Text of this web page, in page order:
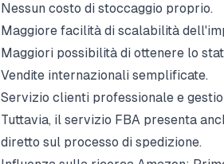
Nessun costo di stoccaggio proprio.
Maggiore facilità di scalabilità
Maggiori possibilità di ottenere lo
Vendite internazionali semplificate.
Servizio clienti professionale e
Tuttavia, il servizio FBA presenta
diretto sul processo di spedizione.